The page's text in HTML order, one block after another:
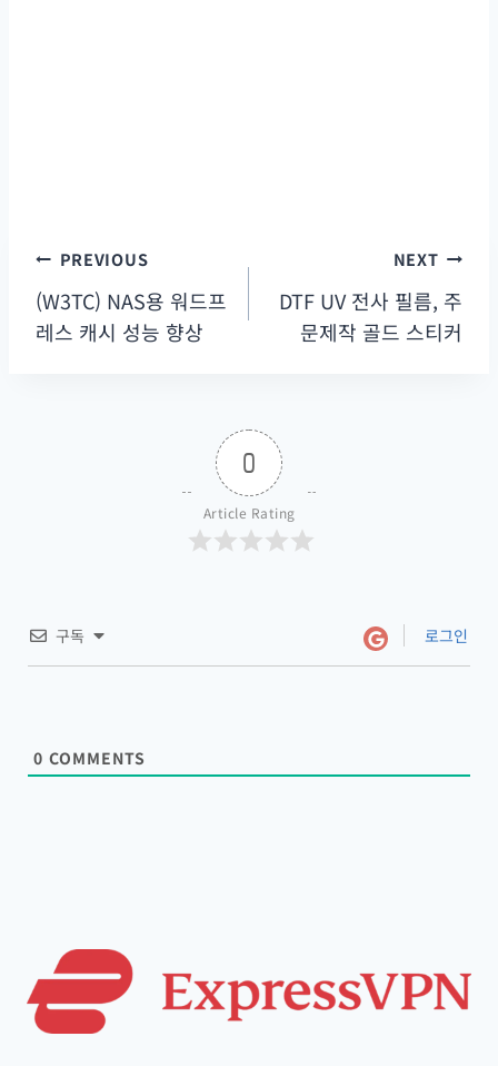
글
탐
색
PREVIOUS
(W3TC) NAS용 워드프
레스 캐시 성능 향상
NEXT
DTF UV 전사 필름, 주
문제작 골드 스티커
0
Article Rating
구독 로그인
0 COMMENTS